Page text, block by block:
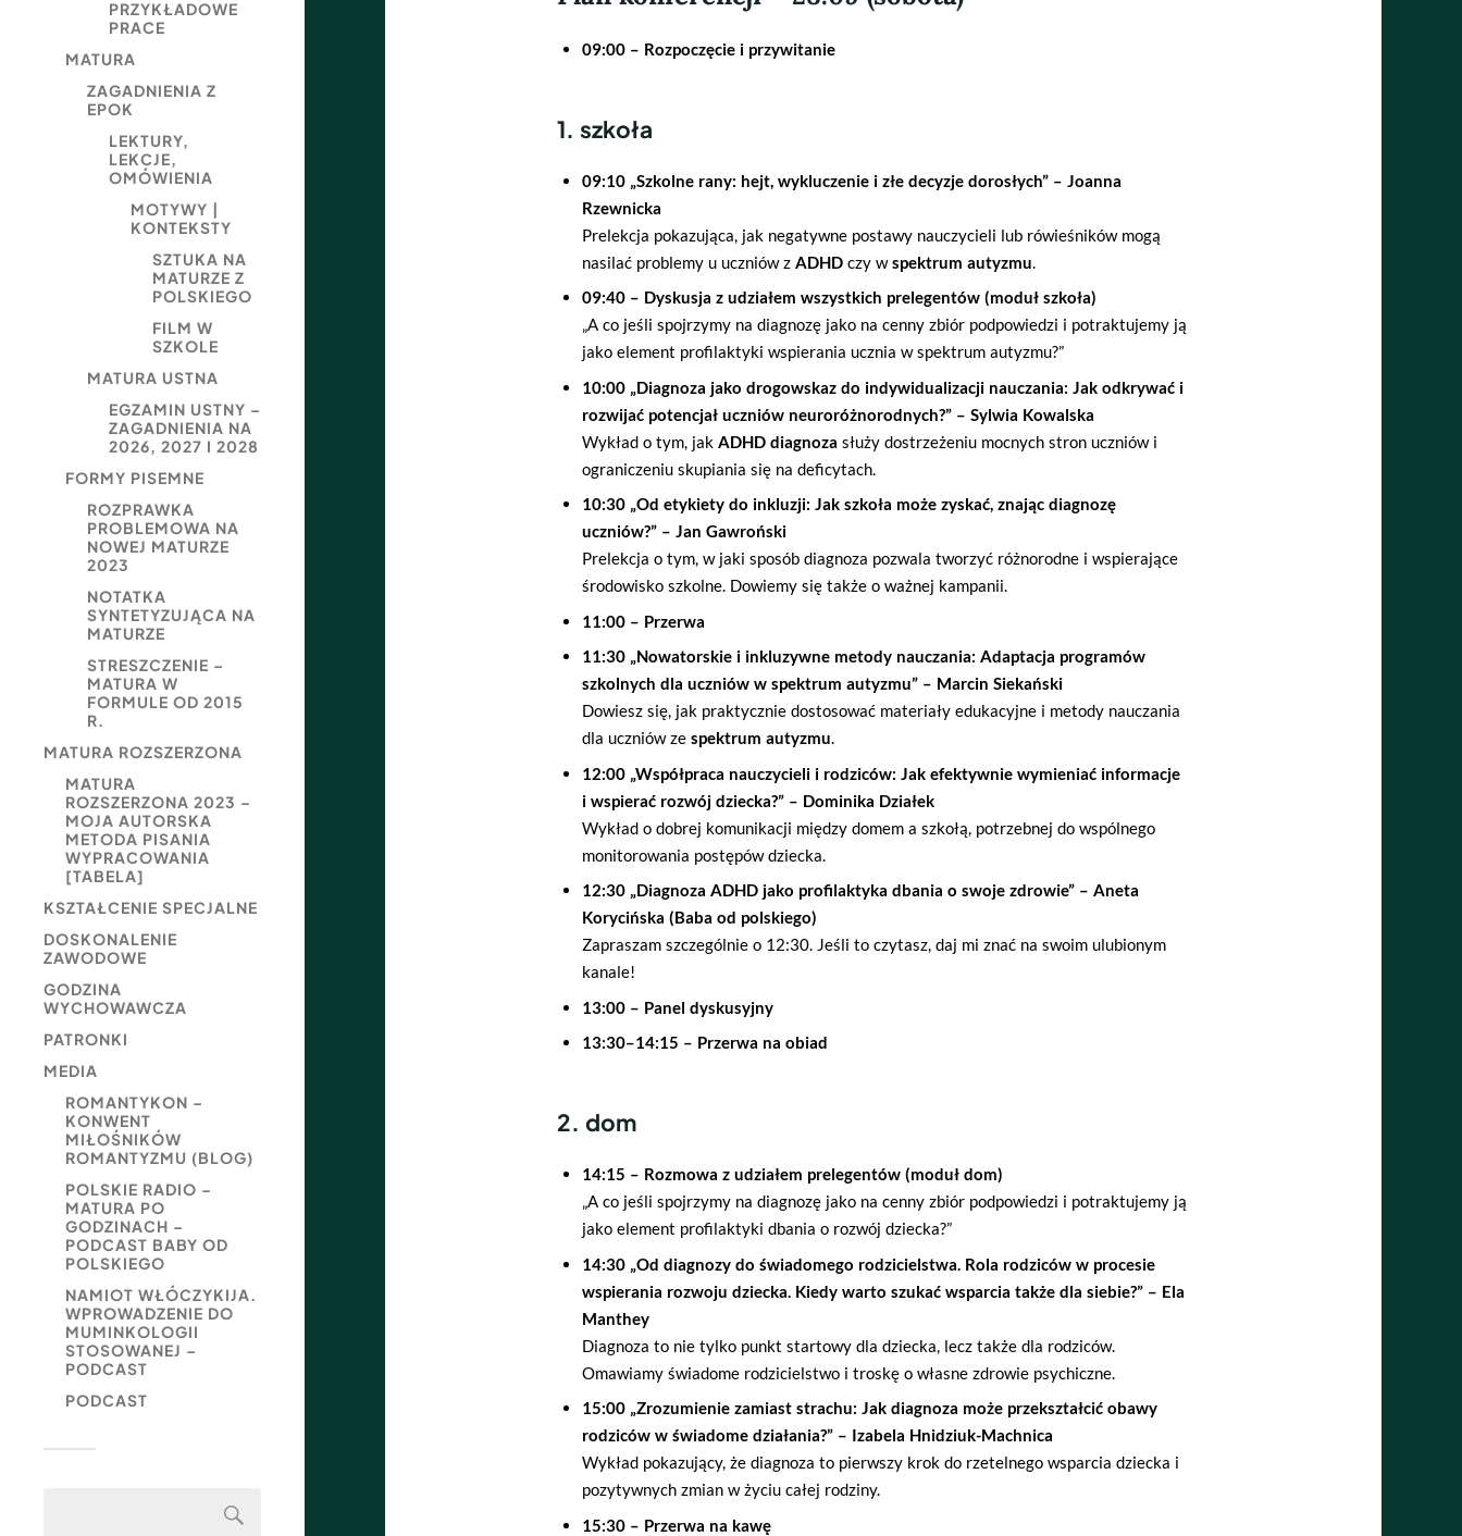
PRZYKŁADOWE
PRACE
MATURA
ZAGADNIENIA Z
EPOK
LEKTURY,
LEKCJE,
OMÓWIENIA
MOTYWY |
KONTEKSTY
SZTUKA NA
MATURZE Z
POLSKIEGO
FILM W
SZKOLE
MATURA USTNA
EGZAMIN USTNY –
ZAGADNIENIA NA
2026, 2027 I 2028
FORMY PISEMNE
ROZPRAWKA
PROBLEMOWA NA
NOWEJ MATURZE
2023
NOTATKA
SYNTETYZUJĄCA NA
MATURZE
STRESZCZENIE –
MATURA W
FORMULE OD 2015
R.
MATURA ROZSZERZONA
MATURA
ROZSZERZONA 2023 –
MOJA AUTORSKA
METODA PISANIA
WYPRACOWANIA
[TABELA]
KSZTAŁCENIE SPECJALNE
DOSKONALENIE
ZAWODOWE
GODZINA
WYCHOWAWCZA
PATRONKI
MEDIA
ROMANTYKON –
KONWENT
MIŁOŚNIKÓW
ROMANTYZMU (BLOG)
POLSKIE RADIO –
MATURA PO
GODZINACH –
PODCAST BABY OD
POLSKIEGO
NAMIOT WŁÓCZYKIJA.
WPROWADZENIE DO
MUMINKOLOGII
STOSOWANEJ –
PODCAST
PODCAST
09:00 – Rozpoczęcie i przywitanie
1. szkoła
09:10 „Szkolne rany: hejt, wykluczenie i złe decyzje dorosłych” – Joanna
Rzewnicka
Prelekcja pokazująca, jak negatywne postawy nauczycieli lub rówieśników mogą
nasilać problemy u uczniów z ADHDczy wspektrum autyzmu
09:40 – Dyskusja z udziałem wszystkich prelegentów (moduł szkoła)
„A co jeśli spojrzymy na diagnozę jako na cenny zbiór podpowiedzi i potraktujemy ją
jako element profilaktyki wspierania ucznia w spektrum autyzmu?”
10:00 „Diagnoza jako drogowskaz do indywidualizacji nauczania: Jak odkrywać i
rozwijać potencjał uczniów neuroróżnorodnych?” – Sylwia Kowalska
Wykład o tym, jak ADHD diagnoza służy dostrzeżeniu mocnych stron uczniów i
ograniczeniu skupiania się na deficytach.
10:30 „Od etykiety do inkluzji: Jak szkoła może zyskać, znając diagnozę
uczniów?” – Jan Gawroński
Prelekcja o tym, w jaki sposób diagnoza pozwala tworzyć różnorodne i wspierające
środowisko szkolne. Dowiemy się także o ważnej kampanii.
11:00 – Przerwa
11:30 „Nowatorskie i inkluzywne metody nauczania: Adaptacja programów
szkolnych dla uczniów w spektrum autyzmu” – Marcin Siekański
Dowiesz się, jak praktycznie dostosować materiały edukacyjne i metody nauczania
dla uczniów ze spektrum autyzmu.
12:00 „Współpraca nauczycieli i rodziców: Jak efektywnie wymieniać informacje
i wspierać rozwój dziecka?” – Dominika Działek
Wykład o dobrej komunikacji między domem a szkołą, potrzebnej do wspólnego
monitorowania postępów dziecka.
12:30 „Diagnoza ADHD jako profilaktyka dbania o swoje zdrowie” – Aneta
Korycińska (Baba od polskiego)
Zapraszam szczególnie o 12:30. Jeśli to czytasz, daj mi znać na swoim ulubionym
kanale!
13:00 – Panel dyskusyjny
13:30–14:15 – Przerwa na obiad
2. dom
14:15 – Rozmowa z udziałem prelegentów (moduł dom)
„A co jeśli spojrzymy na diagnozę jako na cenny zbiór podpowiedzi i potraktujemy ją
jako element profilaktyki dbania o rozwój dziecka?”
14:30 „Od diagnozy do świadomego rodzicielstwa. Rola rodziców w procesie
wspierania rozwoju dziecka. Kiedy warto szukać wsparcia także dla siebie?” – Ela
Manthey
Diagnoza to nie tylko punkt startowy dla dziecka, lecz także dla rodziców.
Omawiamy świadome rodzicielstwo i troskę o własne zdrowie psychiczne.
15:00 „Zrozumienie zamiast strachu: Jak diagnoza może przekształcić obawy
rodziców w świadome działania?” – Izabela Hnidziuk-Machnica
Wykład pokazujący, że diagnoza to pierwszy krok do rzetelnego wsparcia dziecka i
pozytywnych zmian w życiu całej rodziny.
15:30 – Przerwa na kawę